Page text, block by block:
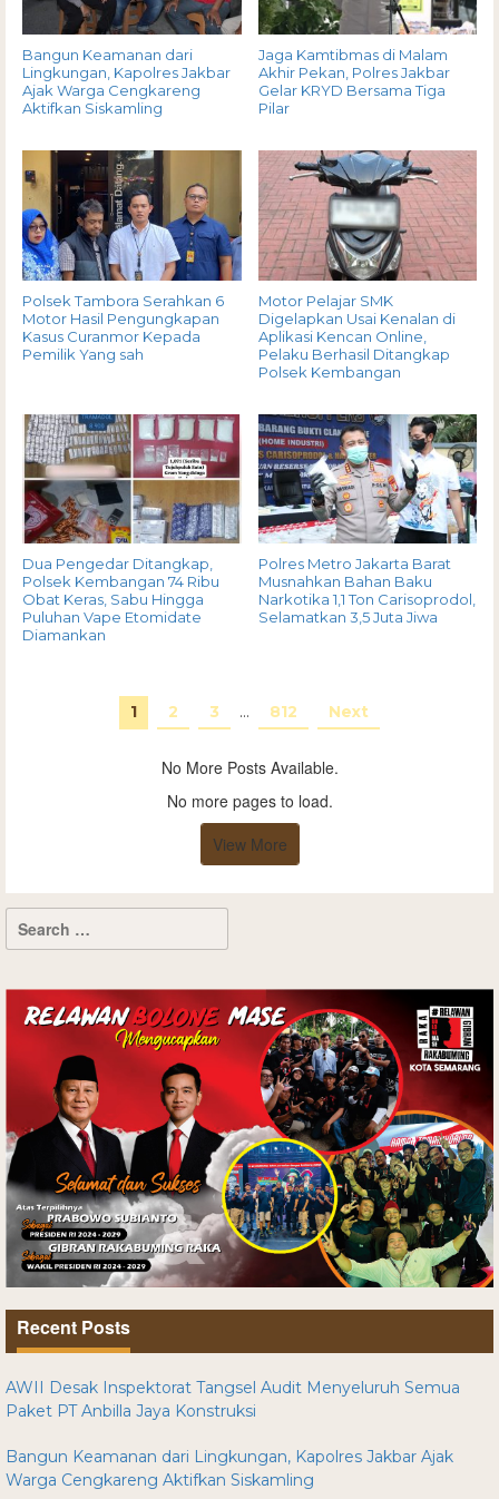
Bangun Keamanan dari
Lingkungan, Kapolres Jakbar
Ajak Warga Cengkareng
Aktifkan Siskamling
Jaga Kamtibmas di Malam
Akhir Pekan, Polres Jakbar
Gelar KRYD Bersama Tiga
Pilar
Polsek Tambora Serahkan 6
Motor Hasil Pengungkapan
Kasus Curanmor Kepada
Pemilik Yang sah
Motor Pelajar SMK
Digelapkan Usai Kenalan di
Aplikasi Kencan Online,
Pelaku Berhasil Ditangkap
Polsek Kembangan
Dua Pengedar Ditangkap,
Polsek Kembangan 74 Ribu
Obat Keras, Sabu Hingga
Puluhan Vape Etomidate
Diamankan
Polres Metro Jakarta Barat
Musnahkan Bahan Baku
Narkotika 1,1 Ton Carisoprodol,
Selamatkan 3,5 Juta Jiwa
1 2 3 … 812 Next
No More Posts Available.
No more pages to load.
View More
Recent Posts
AWII Desak Inspektorat Tangsel Audit Menyeluruh Semua
Paket PT Anbilla Jaya Konstruksi
Bangun Keamanan dari Lingkungan, Kapolres Jakbar Ajak
Warga Cengkareng Aktifkan Siskamling